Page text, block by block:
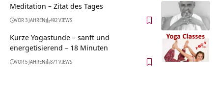
Meditation – Zitat des Tages
VOR 3 JAHREN 492 VIEWS
Kurze Yogastunde – sanft und
energetisierend – 18 Minuten
VOR 5 JAHREN 871 VIEWS